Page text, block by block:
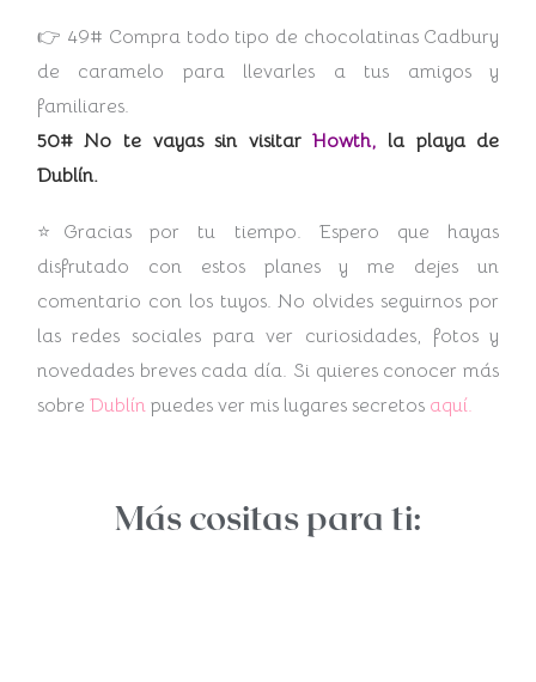
👉 49# Compra todo tipo de chocolatinas Cadbury
de caramelo para llevarles a tus amigos y
familiares.
50# No te vayas sin visitarHowth, la playa de
Dublín.
⭐Gracias por tu tiempo. Espero que hayas
disfrutado con estos planes y me dejes un
comentario con los tuyos. No olvides seguirnos por
las redes sociales para ver curiosidades, fotos y
novedades breves cada día. Si quieres conocer más
sobre Dublínpuedes ver mis lugares secretos aquí.
Más cositas para ti: